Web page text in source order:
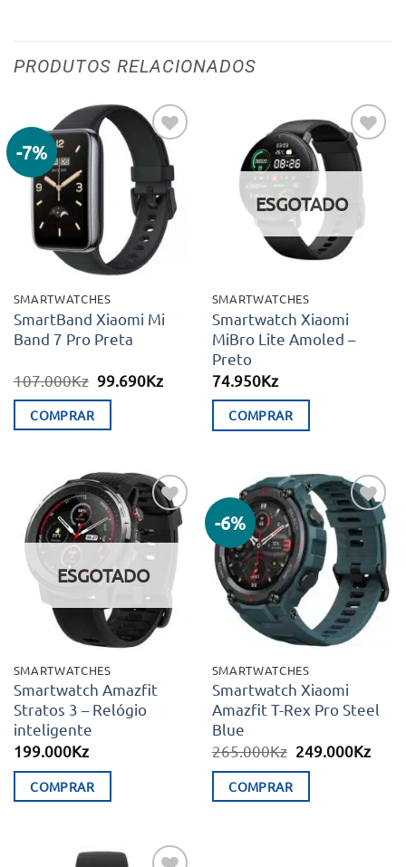
PRODUTOS RELACIONADOS
-7%
Adicionar
aos meus
desejos
SMARTWATCHES
SmartBand Xiaomi Mi
Band 7 Pro Preta
107.000Kz O
era:
99.690KzO
COMPRAR
Adicionar
aos meus
ESGOTADO
SMARTWATCHES
Smartwatch Xiaomi
MiBro Lite Amoled –
Preto
74.950Kz
COMPRAR
Adicionar
aos meus
desejos
ESGOTADO
SMARTWATCHES
Smartwatch Amazfit
Stratos 3 – Relógio
inteligente
199.000Kz
COMPRAR
-6%
Adicionar
aos meus
desejos
SMARTWATCHES
Smartwatch Xiaomi
Amazfit T-Rex Pro Steel
Blue
265.000Kz O
era:
249.000KzO
COMPRAR